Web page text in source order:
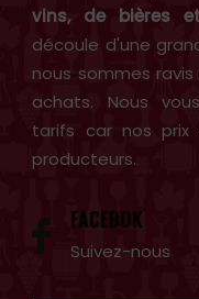
vins, de bières
découle d'une
nous sommes
achats. Nous
tarifs car nos prix
producteurs.
FACEBOK
Suivez-nous